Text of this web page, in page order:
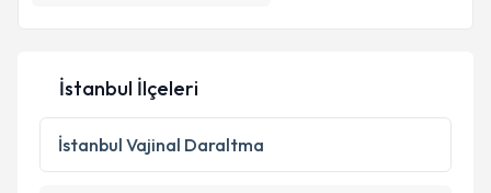
İstanbul İlçeleri
İstanbul Vajinal Daraltma